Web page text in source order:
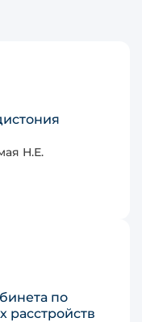
Н.Е.
по
расстройств